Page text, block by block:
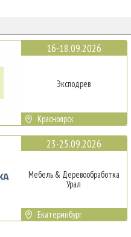
16-18.09.2026
Эксподрев
Красноярск
23-25.09.2026
Мебель & Деревообработка
Урал
Екатеринбург